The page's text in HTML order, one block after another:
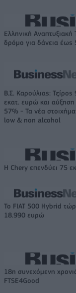
Ελληνική
δρόμο για δάνεια έως
Β.Σ. Καρούλιας: Τζίρος
εκατ. ευρώ και
57% - Τα νέα
low & non alcohol
Η Chery επενδύει 75
Το FIAT 500 Hybrid
18.990 ευρώ
18η συνεχόμενη
FTSE4Good